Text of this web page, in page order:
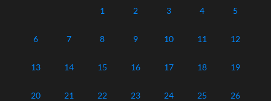
1 2 3 4 5
6 7 8 9 10 11 12
13 14 15 16 17 18 19
20 21 22 23 24 25 26